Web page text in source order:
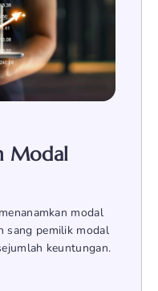
Modal
modal
sang pemilik modal
keuntungan.